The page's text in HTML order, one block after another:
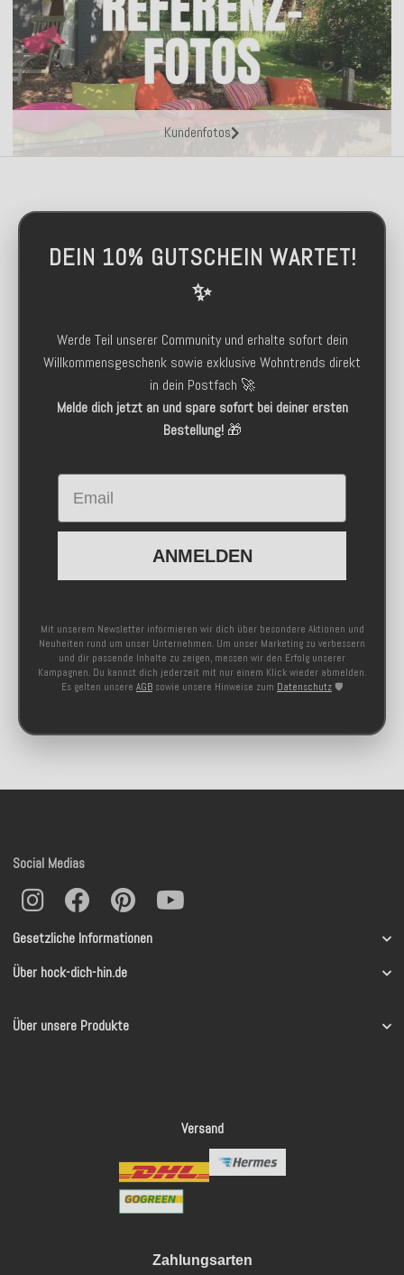
Kundenfotos
DEIN 10% GUTSCHEIN WARTET!
✨
Werde Teil unserer Community und erhalte sofort dein
Willkommensgeschenk sowie exklusive Wohntrends direkt
in dein Postfach 🚀
Melde dich jetzt an und spare sofort bei deiner ersten
Bestellung!🎁
Email
ANMELDEN
Mit unserem Newsletter informieren wir dich über besondere Aktionen und
Neuheiten rund um unser Unternehmen. Um unser Marketing zu verbessern
und dir passende Inhalte zu zeigen, messen wir den Erfolg unserer
Kampagnen. Du kannst dich jederzeit mit nur einem Klick wieder abmelden.
Es gelten unsere AGB sowie unsere Hinweise zum Datenschutz 🛡️
Gesetzliche Informationen
Über hock-dich-hin.de
Über unsere Produkte
Social Medias
Versand
Zahlungsarten